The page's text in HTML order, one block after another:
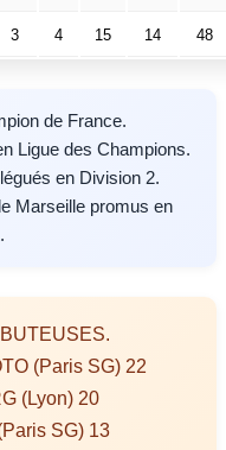
3 4 15 14 48
de France.
Ligue des Champions.
en Division 2.
Marseille promus en
(Paris SG) 22
(Lyon) 20
SG) 13